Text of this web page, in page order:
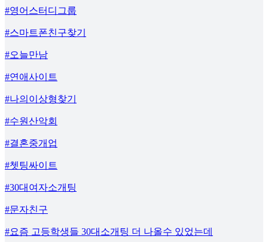
#영어스터디그룹
#스마트폰친구찾기
#오늘만남
#연애사이트
#나의이상형찾기
#수원산악회
#결혼중개업
#쳇팅싸이트
#30대여자소개팅
#문자친구
#요즘 고등학생들 30대소개팅 더 나올수 있었는데